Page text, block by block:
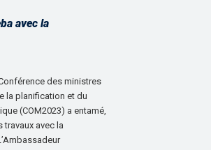
avec la
des ministres
la planification et du
(COM2023) a entamé,
travaux avec la